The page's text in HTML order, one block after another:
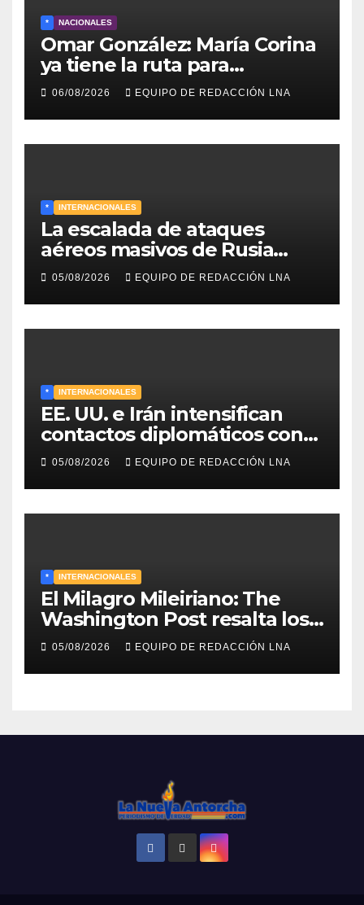
* NACIONALES
Omar González: María Corina
ya tiene la ruta para
reconstruir Venezuela
06/08/2026 EQUIPO DE REDACCIÓN LNA
* INTERNACIONALES
La escalada de ataques
aéreos masivos de Rusia
sobre Kiev y centros
energéticos eleva la tensión
en el conflicto ucraniano
05/08/2026 EQUIPO DE REDACCIÓN LNA
* INTERNACIONALES
EE. UU. e Irán intensifican
contactos diplomáticos con
la mediación de Omán para
reabrir el estrecho de Ormuz
05/08/2026 EQUIPO DE REDACCIÓN LNA
* INTERNACIONALES
El Milagro Mileiriano: The
Washington Post resalta los
resultados de la economía de
Milei y lo califica como «El
renacimiento de Argentina
05/08/2026 EQUIPO DE REDACCIÓN LNA